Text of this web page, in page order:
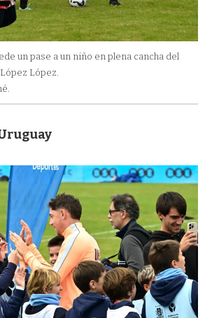
un pase a un niño en plena cancha del
López.